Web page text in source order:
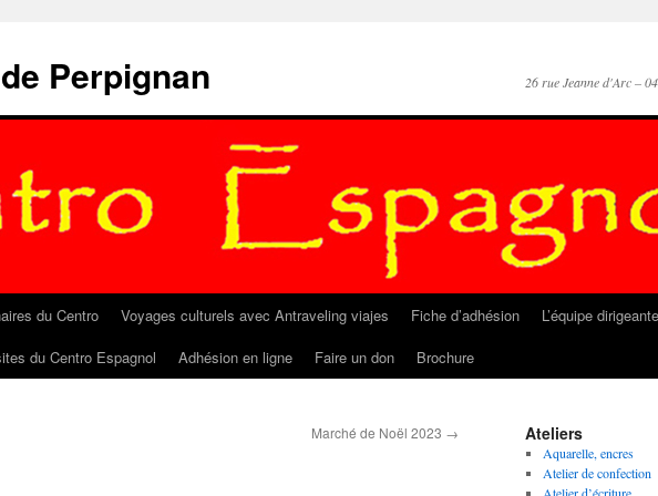
Perpignan 26 rue Jeanne d'Arc –
du Centro Voyages culturels avec Antraveling viajes Fiche d’adhésion L’équipe dirigeante
du Centro Espagnol Adhésion en ligne Faire un don Brochure
Marché de Noël 2023 → Ateliers
Aquarelle, encres
Atelier de confection